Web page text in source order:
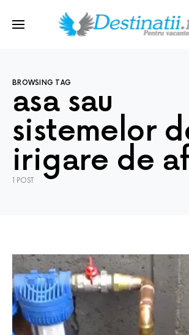
BROWSING TAG
asa sau
sistemelor
irigare de
1 POST